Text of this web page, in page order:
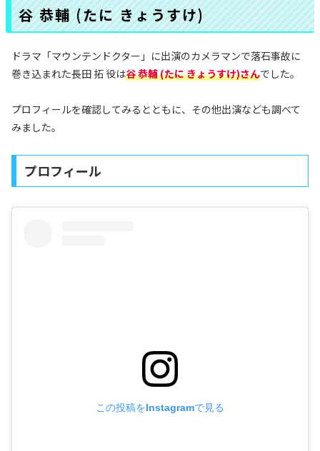
谷 恭輔 (たに きょうすけ)
ドラマ「マウンテンドクター」に出演のカメラマンで落石事故に
巻き込まれた長田 拓 役は谷 恭輔 (たに きょうすけ)さんでした。
プロフィールを確認してみるとともに、その他出演なども調べて
みました。
プロフィール
この投稿をInstagramで見る